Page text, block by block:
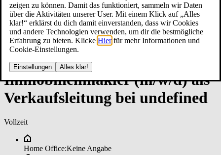
zeigen zu können. Damit das funktioniert, sammeln wir Daten
über die Aktivitäten unserer User. Mit einem Klick auf „Alles
klar!“ erklärst du dich damit einverstanden, dass wir Cookies
und andere Technologien verwenden, um dir die bestmögliche
Erfahrung zu bieten. Klicke Hier für mehr Informationen und
Cookie-Einstellungen.
Einstellungen Alles klar!
Im­mo­bi­li­en­mak­ler (m/w/d) al­s
Ver­kaufs­lei­tun­g bei un­de­fi­ned
Vollzeit
Home Office:Keine Angabe